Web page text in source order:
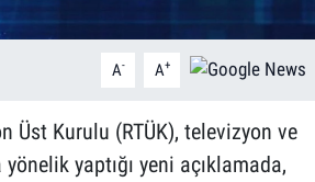
A- A+
Üst Kurulu (RTÜK), televizyon ve
yönelik yaptığı yeni açıklamada,